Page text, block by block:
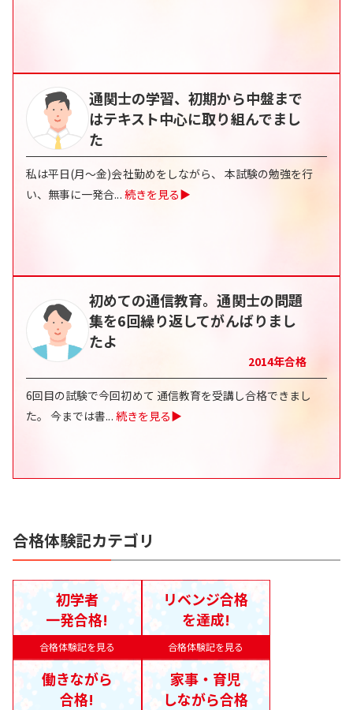
通関士の学習、初期から中盤まで
はテキスト中心に取り組んでまし
た
私は平日(月～金)会社勤めをしながら、 本試験の勉強を行
い、無事に一発合... 続きを見る▶
初めての通信教育。通関士の問題
集を6回繰り返してがんばりまし
たよ
2014年合格
6回目の試験で今回初めて 通信教育を受講し合格できまし
た。 今までは書... 続きを見る▶
合格体験記カテゴリ
合格体験記を見る
初学者
一発合格!
合格体験記を見る
リベンジ合格
を達成!
働きながら
合格!
家事・育児
しながら合格